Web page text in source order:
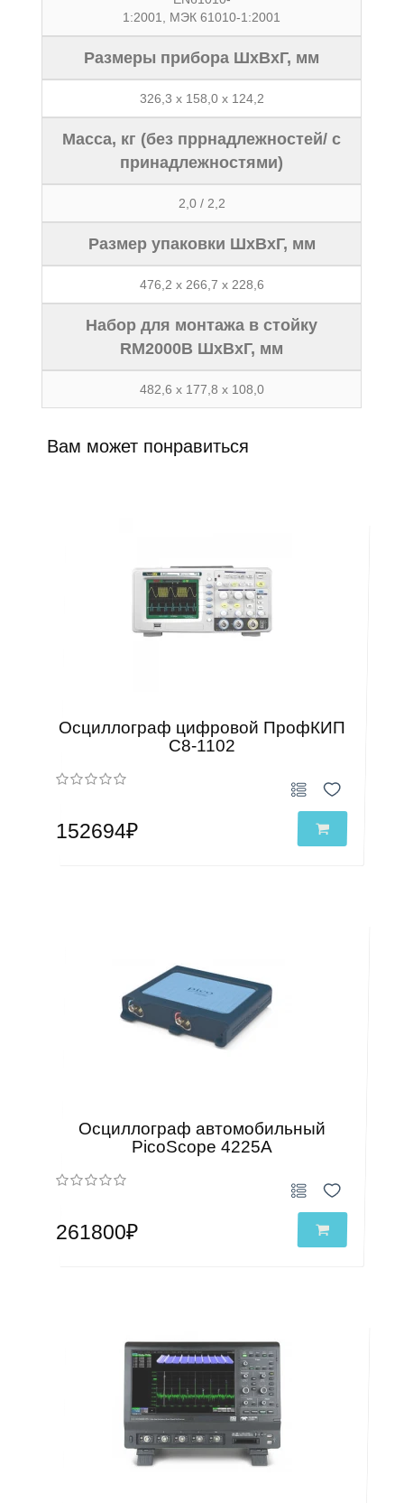
1:2001, МЭК 61010-1:2001
Размеры прибора ШxВxГ, мм
326,3 x 158,0 x 124,2
Масса, кг (без пррнадлежностей/ с
принадлежностями)
2,0 / 2,2
Размер упаковки ШxВxГ, мм
476,2 x 266,7 x 228,6
Набор для монтажа в стойку
RM2000B ШxВxГ, мм
482,6 x 177,8 x 108,0
Вам может понравиться
Осциллограф цифровой ПрофКИП
С8-1102
152694₽
Осциллограф автомобильный
PicoScope 4225A
261800₽